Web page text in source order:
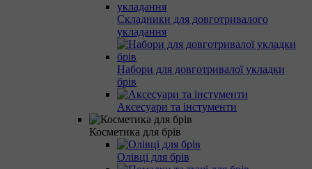
Складники для довготривалого
укладання
Набори для довготривалої укладки
брів
Аксесуари та інстументи
Косметика для брів
Олівці для брів